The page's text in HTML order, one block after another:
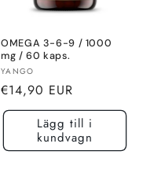
OMEGA 3-6-9 / 1000
mg / 60 kaps.
Säljare:
YANGO
Normalt
pris
€14,90 EUR
Lägg till i
kundvagn